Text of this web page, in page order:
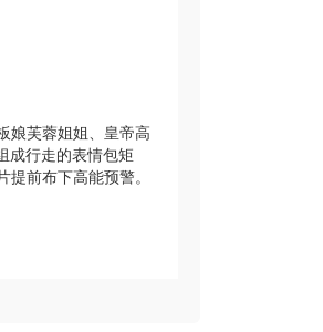
娘芙蓉姐姐、皇帝高
成行走的表情包矩
前布下高能预警。